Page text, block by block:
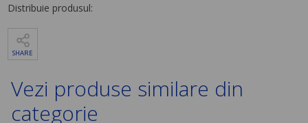
Distribuie produsul:
SHARE
Vezi produse similare din
categorie